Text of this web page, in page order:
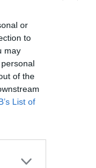
or
to
may
of the
List of